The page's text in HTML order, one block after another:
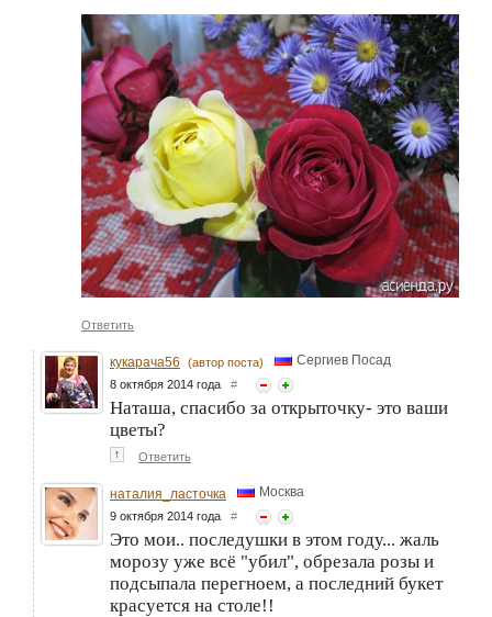
Ответить
кукарача56 (автор поста) Сергиев Посад
8 октября 2014 года #
Наташа, спасибо за открыточку- это ваши
цветы?
↑ Ответить
наталия_ласточка Москва
9 октября 2014 года #
Это мои.. последушки в этом году... жаль
морозу уже всё "убил", обрезала розы и
подсыпала перегноем, а последний букет
красуется на столе!!